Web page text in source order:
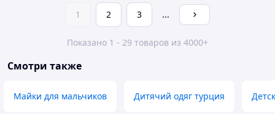
1 2 3 ...
Показано 1 - 29 товаров из 4000+
Смотри также
Майки для мальчиков Дитячий одяг турция